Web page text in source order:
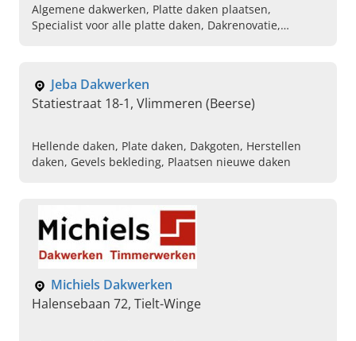
Algemene dakwerken, Platte daken plaatsen,
Specialist voor alle platte daken, Dakrenovatie,
Jeba Dakwerken
Statiestraat 18-1, Vlimmeren (Beerse)
Hellende daken, Plate daken, Dakgoten, Herstellen
daken, Gevels bekleding, Plaatsen nieuwe daken
Michiels Dakwerken
Halensebaan 72, Tielt-Winge